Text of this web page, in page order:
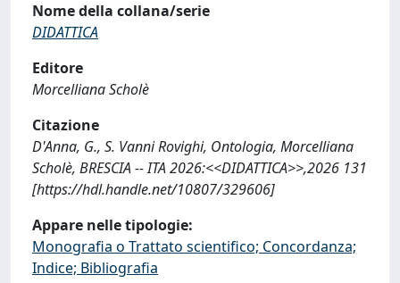
Nome della collana/serie
DIDATTICA
Editore
Morcelliana Scholè
Citazione
D'Anna, G., S. Vanni Rovighi, Ontologia, Morcelliana
Scholè, BRESCIA -- ITA 2026:<<DIDATTICA>>,2026 131
[https://hdl.handle.net/10807/329606]
Appare nelle tipologie:
Monografia o Trattato scientifico; Concordanza;
Indice; Bibliografia